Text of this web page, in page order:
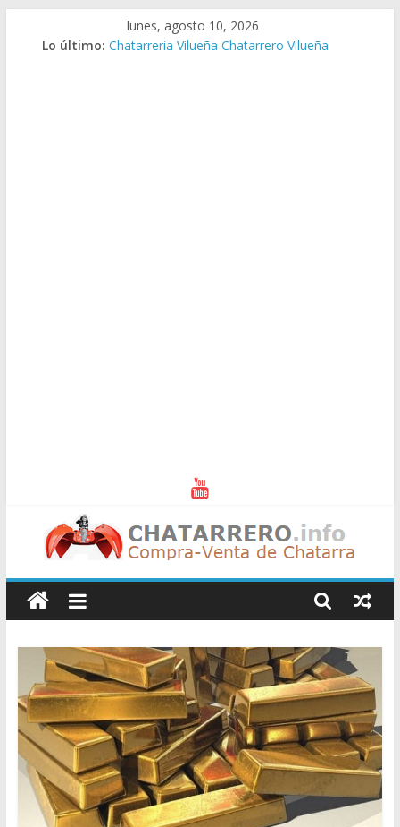
lunes, agosto 10, 2026
Lo último: Chatarreria Vilueña Chatarrero Vilueña
Chatarreros
–
Precio
de
Chatarra
Directorio